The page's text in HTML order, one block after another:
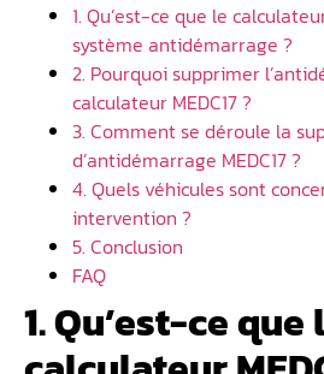
1. Qu’est-ce que le
système antidémarrage ?
2. Pourquoi supprimer
calculateur MEDC17 ?
3. Comment se déroule la
d’antidémarrage MEDC17 ?
4. Quels véhicules sont
intervention ?
5. Conclusion
FAQ
1. Qu’est-ce que